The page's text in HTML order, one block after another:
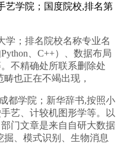
艺学院；国度院校,排名第
；排名院校名称专业名
、C++）、数据布局
不精确处所联系删除处
也正在不竭出现，
学院；新华辞书,按照小
艺、计较机图形学等。以
门文章是来自自研大数据
、模式识别、生物消息